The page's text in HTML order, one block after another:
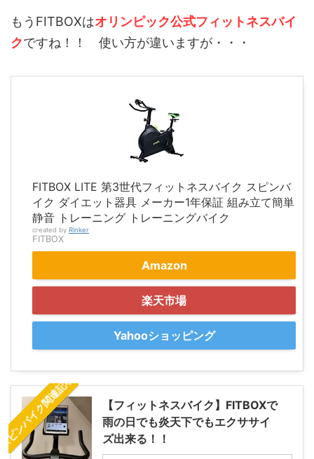
もうFITBOXはオリンピック公式フィットネスバイ
クですね！！ 使い方が違いますが・・・
FITBOX LITE 第3世代フィットネスバイク スピンバ
イク ダイエット器具 メーカー1年保証 組み立て簡単
静音 トレーニング トレーニングバイク
created by Rinker
FITBOX
Amazon
楽天市場
Yahooショッピング
バイク関連記事
【フィットネスバイク】FITBOXで
雨の日でも炎天下でもエクササイ
ズ出来る！！